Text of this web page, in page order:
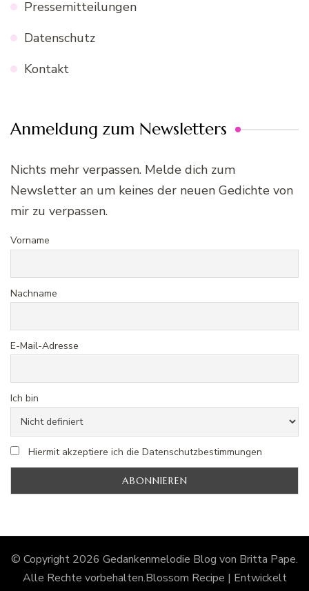
Pressemitteilungen
Datenschutz
Kontakt
Anmeldung zum Newsletters
Nichts mehr verpassen. Melde dich zum
Newsletter an um keines der neuen Gedichte von
mir zu verpassen.
Vorname
Nachname
E-Mail-Adresse
Ich bin
Hiermit akzeptiere ich die Datenschutzbestimmungen
© Copyright 2026 Gedankenmelodie Blog von Britta Pape.
Alle Rechte vorbehalten.Blossom Recipe | Entwickelt